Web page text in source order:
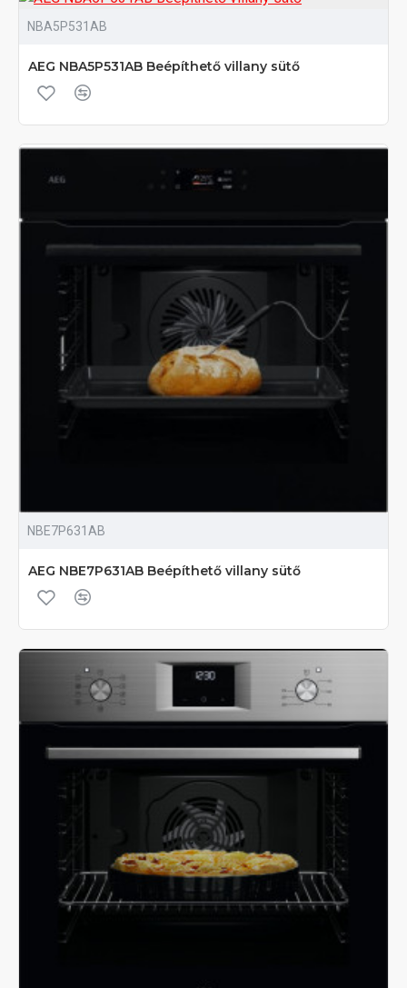
NBA5P531AB
AEG NBA5P531AB Beépíthető villany sütő
NBE7P631AB
AEG NBE7P631AB Beépíthető villany sütő